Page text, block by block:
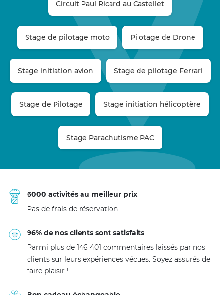
Circuit Paul Ricard au Castellet
Stage de pilotage moto Pilotage de Drone
Stage initiation avion Stage de pilotage Ferrari
Stage de Pilotage Stage initiation hélicoptère
Stage Parachutisme PAC
6000 activités au meilleur prix
Pas de frais de réservation
96% de nos clients sont satisfaits
Parmi plus de 146 401 commentaires laissés par nos
clients sur leurs expériences vécues. Soyez assurés de
faire plaisir !